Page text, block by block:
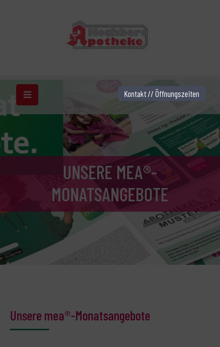
UNSERE MEA®-
MONATSANGEBOTE
Unsere mea®-Monatsangebote
Kontakt // Öffnungszeiten